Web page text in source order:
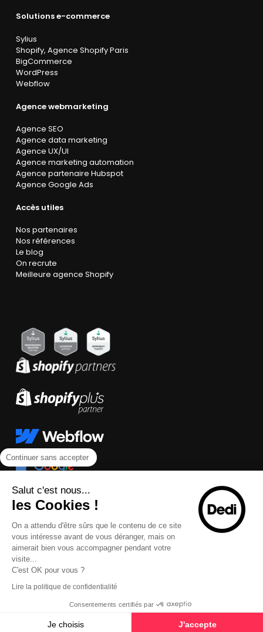
Solutions e-commerce
Sylius
Shopify, Agence Shopify Paris
BigCommerce
WordPress
Webflow
Agence webmarketing
Agence SEO
Agence data marketing
Agence UX/UI
Agence marketing automation
Agence partenaire Hubspot
Agence Google Ads
Accès utiles
Nos partenaires
Nos références
Le blog
On recrute
Meilleure agence Shopify
Continuer sans accepter
Salut c'est nous...
les Cookies !
On a attendu d'être sûrs que le contenu de ce site
vous intéresse avant de vous déranger, mais on
aimerait bien vous accompagner pendant votre
visite...
C'est OK pour vous ?
Lire la politique de confidentialité
Consentements certifiés par
Je choisis J'accepte